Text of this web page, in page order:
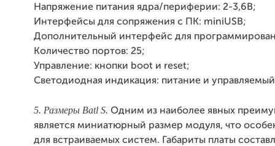
Напряжение питания ядра/периферии: 2-3,6В;
Интерфейсы для сопряжения с ПК: miniUSB;
Дополнительный интерфейс для
Количество портов: 25;
Управление: кнопки boot и reset;
Светодиодная индикация: питание и
5. Размеры Batl S. Одним из наиболее явных
является миниатюрный размер модуля, что
для встраиваемых систем. Габариты платы